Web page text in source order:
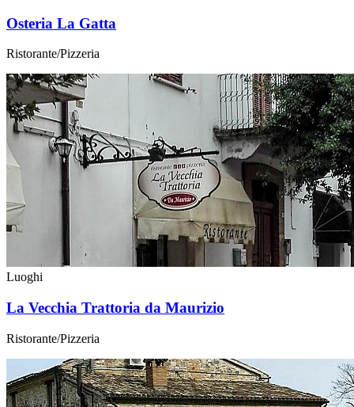
Osteria La Gatta
Ristorante/Pizzeria
Luoghi
La Vecchia Trattoria da Maurizio
Ristorante/Pizzeria